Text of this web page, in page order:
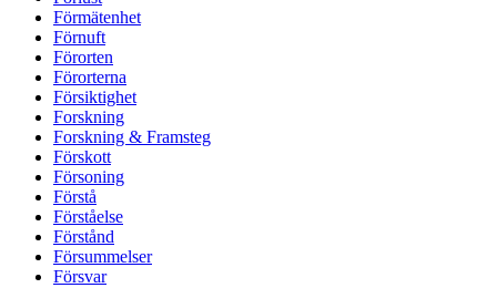
Förmätenhet
Förnuft
Förorten
Förorterna
Försiktighet
Forskning
Forskning & Framsteg
Förskott
Försoning
Förstå
Förståelse
Förstånd
Försummelser
Försvar